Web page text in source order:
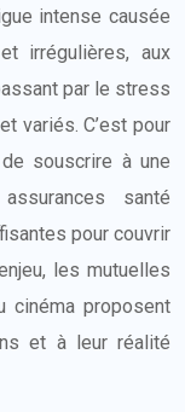
intense causée
irrégulières, aux
par le stress
variés. C’est pour
souscrire à une
santé
pour couvrir
les mutuelles
cinéma proposent
et à leur réalité